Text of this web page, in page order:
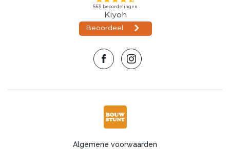
Algemene voorwaarden